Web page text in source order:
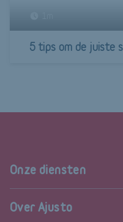
5 tips om de juiste
Onze diensten
Over Ajusto